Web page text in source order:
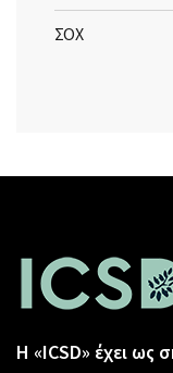
ΣΟΧ
Η «ICSD» έχει